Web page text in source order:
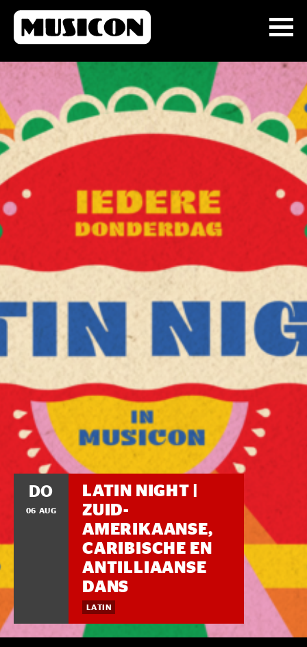
DO
06 AUG
LATIN NIGHT |
ZUID-
AMERIKAANSE,
CARIBISCHE EN
ANTILLIAANSE
DANS
LATIN